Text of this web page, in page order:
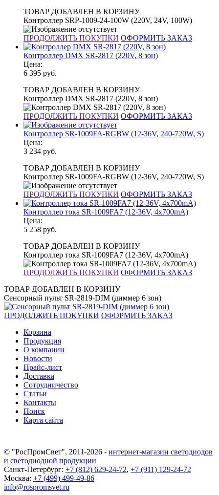
ТОВАР ДОБАВЛЕН В КОРЗИНУ
Контроллер SRP-1009-24-100W (220V, 24V, 100W)
ПРОДОЛЖИТЬ ПОКУПКИ ОФОРМИТЬ ЗАКАЗ
Контроллер DMX SR-2817 (220V, 8 зон)
Цена:
6 395 руб.
ТОВАР ДОБАВЛЕН В КОРЗИНУ
Контроллер DMX SR-2817 (220V, 8 зон)
ПРОДОЛЖИТЬ ПОКУПКИ ОФОРМИТЬ ЗАКАЗ
Контроллер SR-1009FA-RGBW (12-36V, 240-720W, S)
Цена:
3 234 руб.
ТОВАР ДОБАВЛЕН В КОРЗИНУ
Контроллер SR-1009FA-RGBW (12-36V, 240-720W, S)
ПРОДОЛЖИТЬ ПОКУПКИ ОФОРМИТЬ ЗАКАЗ
Контроллер тока SR-1009FA7 (12-36V, 4x700mA)
Цена:
5 258 руб.
ТОВАР ДОБАВЛЕН В КОРЗИНУ
Контроллер тока SR-1009FA7 (12-36V, 4x700mA)
ПРОДОЛЖИТЬ ПОКУПКИ ОФОРМИТЬ ЗАКАЗ
ТОВАР ДОБАВЛЕН В КОРЗИНУ
Сенсорный пульт SR-2819-DIM (диммер 6 зон)
ПРОДОЛЖИТЬ ПОКУПКИ ОФОРМИТЬ ЗАКАЗ
Корзина
Продукция
О компании
Новости
Прайс-лист
Доставка
Сотрудничество
Статьи
Контакты
Поиск
Карта сайта
© "РосПромСвет", 2011-2026 - интернет-магазин светодиодов
и светодиодной продукции
Санкт-Петербург: +7 (812) 629-24-72, +7 (911) 129-24-72
Москва: +7 (499) 499-49-86
info@rospromsvet.ru